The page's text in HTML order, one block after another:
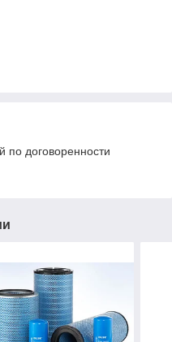
по договоренности